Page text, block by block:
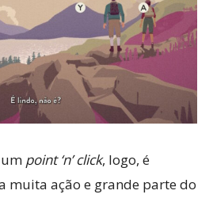
point ‘n’ click, logo, é
muita ação e grande parte do